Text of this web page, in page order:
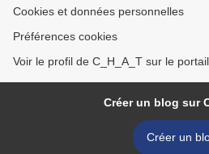
Cookies et données personnelles
Préférences cookies
Voir le profil de C_H_A_T sur le
Créer un blog sur
Créer un